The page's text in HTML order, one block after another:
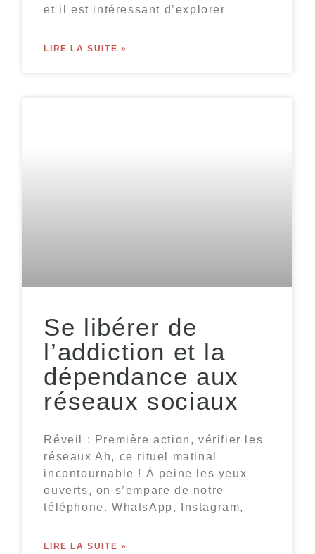
et il est intéressant d’explorer
LIRE LA SUITE »
Se libérer de
l’addiction et la
dépendance aux
réseaux sociaux
Réveil : Première action, vérifier les
réseaux Ah, ce rituel matinal
incontournable ! À peine les yeux
ouverts, on s’empare de notre
téléphone. WhatsApp, Instagram,
LIRE LA SUITE »